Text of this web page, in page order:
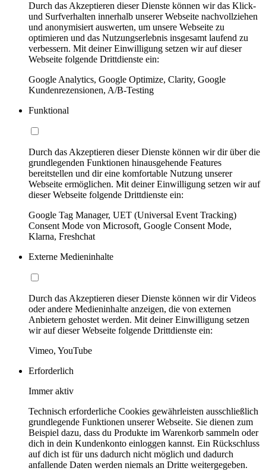
Durch das Akzeptieren dieser Dienste können wir das Klick-
und Surfverhalten innerhalb unserer Webseite nachvollziehen
und anonymisiert auswerten, um unsere Webseite zu
optimieren und das Nutzungserlebnis insgesamt laufend zu
verbessern. Mit deiner Einwilligung setzen wir auf dieser
Webseite folgende Drittdienste ein:
Google Analytics, Google Optimize, Clarity, Google
Kundenrezensionen, A/B-Testing
Funktional
Durch das Akzeptieren dieser Dienste können wir dir über die
grundlegenden Funktionen hinausgehende Features
bereitstellen und dir eine komfortable Nutzung unserer
Webseite ermöglichen. Mit deiner Einwilligung setzen wir auf
dieser Webseite folgende Drittdienste ein:
Google Tag Manager, UET (Universal Event Tracking)
Consent Mode von Microsoft, Google Consent Mode,
Klarna, Freshchat
Externe Medieninhalte
Durch das Akzeptieren dieser Dienste können wir dir Videos
oder andere Medieninhalte anzeigen, die von externen
Anbietern gehostet werden. Mit deiner Einwilligung setzen
wir auf dieser Webseite folgende Drittdienste ein:
Vimeo, YouTube
Erforderlich
Immer aktiv
Technisch erforderliche Cookies gewährleisten ausschließlich
grundlegende Funktionen unserer Webseite. Sie dienen zum
Beispiel dazu, dass du Produkte im Warenkorb sammeln oder
dich in dein Kundenkonto einloggen kannst. Ein Rückschluss
auf dich ist für uns dadurch nicht möglich und dadurch
anfallende Daten werden niemals an Dritte weitergegeben.